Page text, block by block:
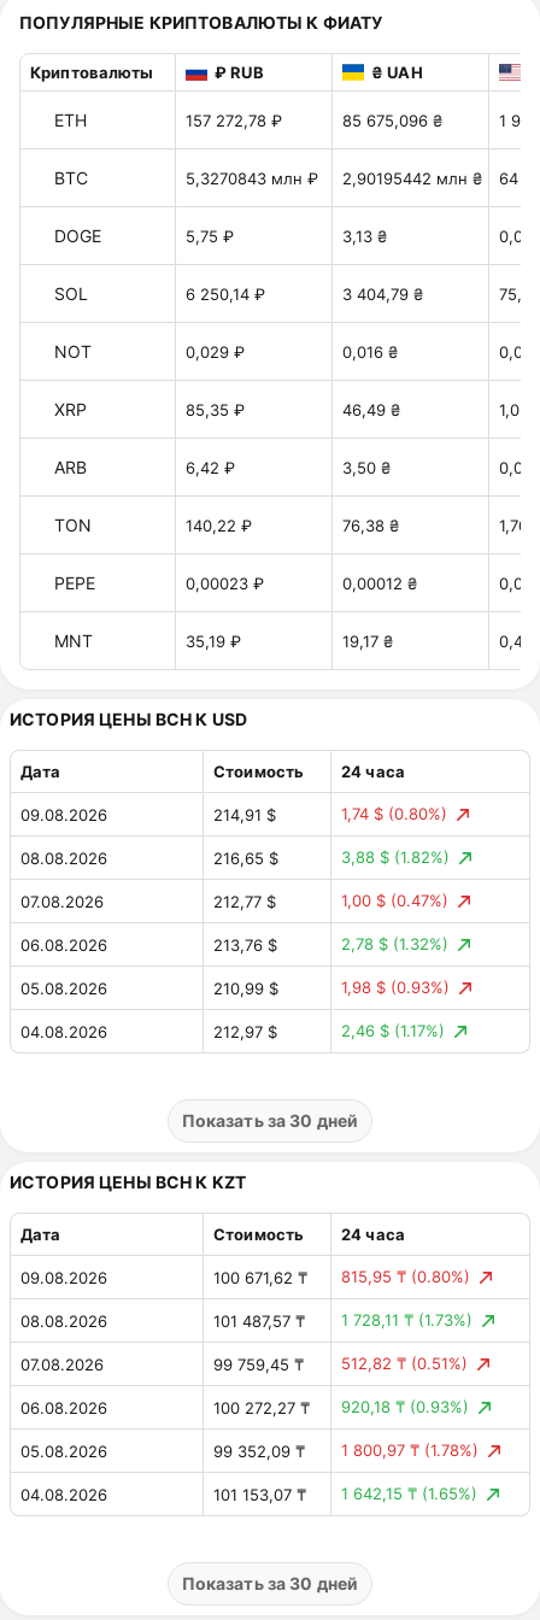
ПОПУЛЯРНЫЕ КРИПТОВАЛЮТЫ К ФИАТУ
Криптовалюты ₽ RUB ₴ UAH
ETH 157 272,78 ₽ 85 675,096 ₴ 1
BTC 5,3270843 млн ₽ 2,90195442 млн ₴ 64
DOGE 5,75 ₽ 3,13 ₴
SOL 6 250,14 ₽ 3 404,79 ₴
NOT 0,029 ₽ 0,016 ₴
XRP 85,35 ₽ 46,49 ₴
ARB 6,42 ₽ 3,50 ₴
TON 140,22 ₽ 76,38 ₴ 1,70
PEPE 0,00023 ₽ 0,00012 ₴
MNT 35,19 ₽ 19,17 ₴ 0,42
ИСТОРИЯ ЦЕНЫ BCH К USD
Дата Стоимость 24 часа
09.08.2026 214,91 $ 1,74 $ (0.80%)
08.08.2026 216,65 $ 3,88 $ (1.82%)
07.08.2026 212,77 $ 1,00 $ (0.47%)
06.08.2026 213,76 $ 2,78 $ (1.32%)
05.08.2026 210,99 $ 1,98 $ (0.93%)
04.08.2026 212,97 $ 2,46 $ (1.17%)
208,95 $ 2,10 $
30.07.2026 1,18 $ (0.56%)
211,18 $ 2,18 $ (1.02%)
213,37 $ 2,40 $ (1.11%)
215,76 $ 4,97 $ (2.36%)
210,79 $ 0,00 $ (0.00%)
210,79 $ 0,82 $ (0.39%)
211,61 $ 6,34 $ (2.91%)
224,02 $ 0,72 $
Показать за 30 дней
ИСТОРИЯ ЦЕНЫ BCH К KZT
Дата Стоимость 24 часа
09.08.2026 100 671,62 ₸ 815,95 ₸ (0.80%)
08.08.2026 101 487,57 ₸ 1 728,11 ₸ (1.73%)
07.08.2026 99 759,45 ₸ 512,82 ₸ (0.51%)
06.08.2026 100 272,27 ₸ 920,18 ₸ (0.93%)
05.08.2026 99 352,09 ₸ 1 800,97 ₸ (1.78%)
04.08.2026 101 153,07 ₸ 1 642,15 ₸ (1.65%)
99 075,24 ₸ 994,54 ₸
Показать за 30 дней